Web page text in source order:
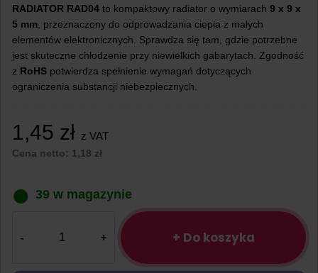
RADIATOR RAD04 to kompaktowy radiator o wymiarach 9 x 9 x
5 mm , przeznaczony do odprowadzania ciepła z małych
elementów elektronicznych. Sprawdza się tam, gdzie potrzebne
jest skuteczne chłodzenie przy niewielkich gabarytach. Zgodność
z RoHS potwierdza spełnienie wymagań dotyczących
ograniczenia substancji niebezpiecznych.
1,45 zł z VAT
Cena netto: 1,18 zł
39 w magazynie
RADIATOR
+ Do koszyka